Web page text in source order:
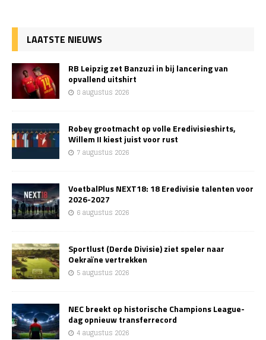
LAATSTE NIEUWS
RB Leipzig zet Banzuzi in bij lancering van
opvallend uitshirt
8 augustus 2026
Robey grootmacht op volle Eredivisieshirts,
Willem II kiest juist voor rust
7 augustus 2026
VoetbalPlus NEXT18: 18 Eredivisie talenten voor
2026-2027
6 augustus 2026
Sportlust (Derde Divisie) ziet speler naar
Oekraïne vertrekken
5 augustus 2026
NEC breekt op historische Champions League-
dag opnieuw transferrecord
4 augustus 2026